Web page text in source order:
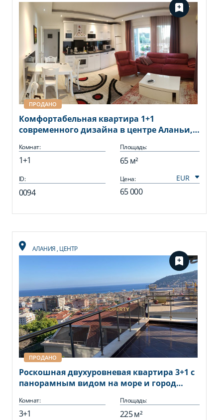
ПРОДАНО
Комфортабельная квартира 1+1
современного дизайна в центре Аланьи,
Комнат:
1+1
Площадь:
65 м²
ID:
0094
Цена:
65 000
АЛАНИЯ, ЦЕНТР
ПРОДАНО
Роскошная двухуровневая квартира 3+1 с
панорамным видом на море и город
Комнат:
3+1
Площадь:
225 м²